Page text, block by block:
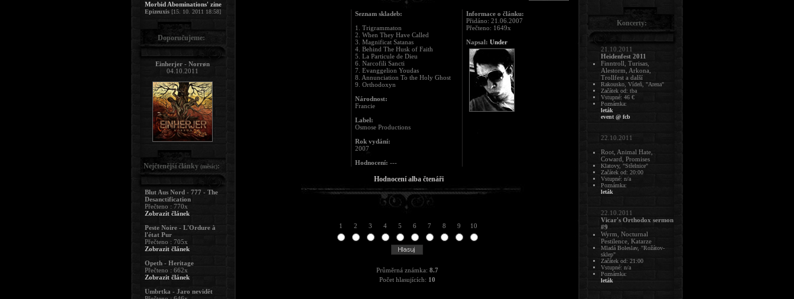
Seznam skladeb:
1. Trigrammaton
2. When They Have Called
3. Magnificat Satanas
4. Behind The Husk of Faith
5. La Particule de Dieu
6. Narcofili Sancti
7. Evanggelion Youdas
8. Annunciation To the Holy Ghost
9. Orthodoxyn
Národnost:
Francie
Label:
Osmose Productions
Rok vydání:
2007
Hodnocení: ---
Informace o článku:
Přidáno: 21.06.2007
Přečteno: 1649x
Napsal: Under
Hodnocení alba čtenáři
1 2 3 4 5 6 7 8 9 10
Průměrná známka: 8.7
Počet hlasujících: 10
Morbid Abominations' zine
Epizeuxis [15. 10. 2011 18:58]
Doporučujeme:
Einherjer - Norrøn
04.10.2011
Nejčtenější články (měsíc):
Blut Aus Nord - 777 - The
Desanctification
Přečteno : 770x
Zobrazit článek
Peste Noire - L'Ordure à
l'état Pur
Přečteno : 705x
Zobrazit článek
Opeth - Heritage
Přečteno : 662x
Zobrazit článek
Umbrtka - Jaro nevidět
Koncerty:
21.10.2011
Heidenfest 2011
Finntroll, Turisas,
Alestorm, Arkona,
Trollfest a další
Rakousko, Vídeň, "Arena"
Začátek od: tba
Vstupné: 46 €
Poznámka:
leták
event @ fcb
22.10.2011
Root, Animal Hate,
Coward, Promises
Klatovy, "Střelnice"
Začátek od: 20:00
Vstupné: n/a
Poznámka:
leták
22.10.2011
Vicar's Orthodox sermon
#9
Wyrm, Nocturnal
Pestilence, Katarze
Mladá Boleslav, "Rožátov-
sklep"
Začátek od: 21:00
Vstupné: n/a
Poznámka:
leták